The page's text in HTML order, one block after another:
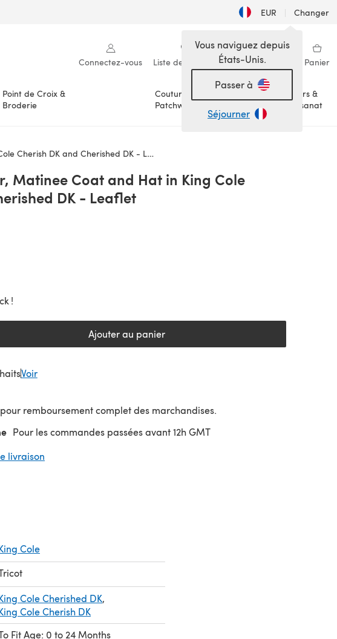
EUR | Changer
Connectez-vous Liste de souhaits Ma bibliothèque Panier
Point de Croix &
Broderie
Couture &
Patchwork
Loisirs &
Artisanat
Vous naviguez depuis
États-Unis.
Passer à
Séjourner
DK and Cherished DK - Leaflet
Matinee Coat and Hat in King Cole
DK - Leaflet
!
Ajouter au panier
Voir
remboursement complet des marchandises.
Pour les commandes passées avant 12h GMT
livraison
Cole
Cole Cherished DK,
Cole Cherish DK
Fit Age: 0 to 24 Months